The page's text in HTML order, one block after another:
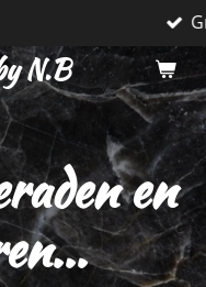
N.B
verzendkosten
en